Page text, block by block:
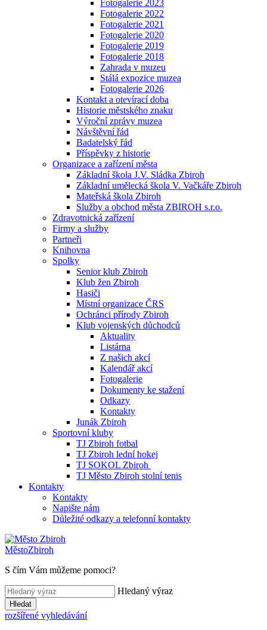
Fotogalerie 2023
Fotogalerie 2022
Fotogalerie 2021
Fotogalerie 2020
Fotogalerie 2019
Fotogalerie 2018
Zahrada v muzeu
Stálá expozice muzea
Fotogalerie 2026
Kontakt a otevírací doba
Historie městského znaku
Výroční zprávy muzea
Návštěvní řád
Badatelský řád
Příspěvky z historie
Organizace a zařízení města
Základní škola J.V. Sládka Zbiroh
Základní umělecká škola V. Vačkáře Zbiroh
Mateřská škola Zbiroh
Služby a obchod města ZBIROH s.r.o.
Zdravotnická zařízení
Firmy a služby
Partneři
Knihovna
Spolky
Senior klub Zbiroh
Klub žen Zbiroh
Hasiči
Místní organizace ČRS
Ochránci přírody Zbiroh
Klub vojenských důchodců
Aktuality
Listárna
Z našich akcí
Kalendář akcí
Fotogalerie
Dokumenty ke stažení
Odkazy
Kontakty
Junák Zbiroh
Sportovní kluby
TJ Zbiroh fotbal
TJ Zbiroh lední hokej
TJ SOKOL Zbiroh
TJ Město Zbiroh stolní tenis
Kontakty
Kontakty
Napište nám
Důležité odkazy a telefonní kontakty
MěstoZbiroh
S čím Vám můžeme pomoci?
Hledaný výraz
Hledat
rozšířené vyhledávání